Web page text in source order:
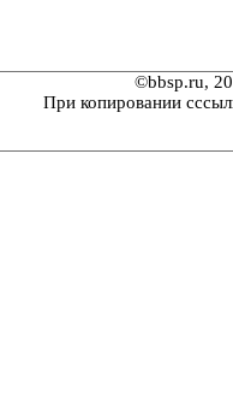
©bbsp.ru,
При копировании